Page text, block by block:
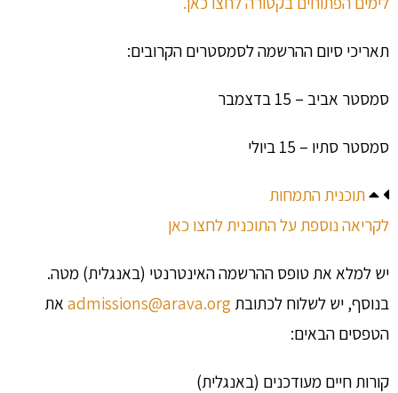
תאריכי סיום ההרשמה לסמסטרים הקרובים:
סמסטר אביב – 15 בדצמבר
סמסטר סתיו – 15 ביולי
תוכנית התמחות
לקריאה נוספת על התוכנית לחצו כאן
יש למלא את טופס ההרשמה האינטרנטי (באנגלית) מטה.
בנוסף, יש לשלוח לכתובת admissions@arava.org את
הטפסים הבאים:
קורות חיים מעודכנים (באנגלית)